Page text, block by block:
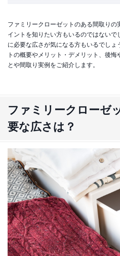
用途に合わせて広さや収納方法
脱衣室の近くに配置する場合は
【実例紹介】ファミリークローゼット
＜実例3＞寝室と子供部屋の間
ファミリークローゼットのある家をハ
失敗や後悔しないためのポイントを
のある家づくり
ファミリークローゼットのある間取り
イントを知りたい方もいるのではないで
に必要な広さが気になる方もいるでしょ
トの概要やメリット・デメリット、後
とや間取り実例をご紹介します。
ファミリークローゼ
要な広さは？